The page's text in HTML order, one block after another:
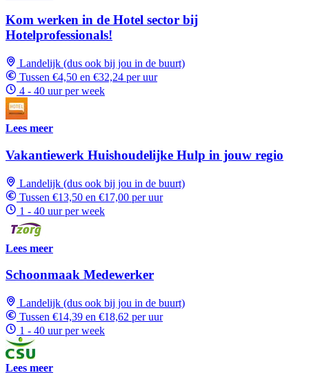
Kom werken in de Hotel sector bij
Hotelprofessionals!
Landelijk (dus ook bij jou in de buurt)
Tussen €4,50 en €32,24 per uur
4 - 40 uur per week
Lees meer
Vakantiewerk Huishoudelijke Hulp in jouw regio
Landelijk (dus ook bij jou in de buurt)
Tussen €13,50 en €17,00 per uur
1 - 40 uur per week
Lees meer
Schoonmaak Medewerker
Landelijk (dus ook bij jou in de buurt)
Tussen €14,39 en €18,62 per uur
1 - 40 uur per week
Lees meer